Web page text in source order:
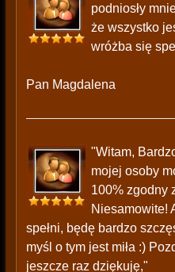
podniosły
że wszystko
wróżba się
Pan Magdalena
"Witam,
mojej osoby
100% zgodny
Niesamowite!
spełni, będę bardzo
myśl o tym jest miła :)
jeszcze raz dziękuję,"